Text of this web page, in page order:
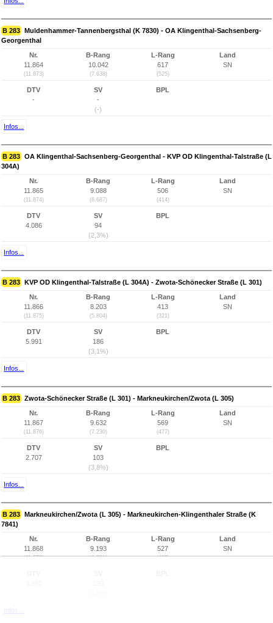
B 283 Muldenhammer-Tannenbergsthal (K 7830) - OA Klingenthal-Sachsenberg-
Georgenthal
Nr.
11.864
(11.873)
B-Rang
10.042
(7.638)
L-Rang
617
(525)
Land
SN
DTV
-
SV
-
(-)
BPL
Infos...
B 283 OA Klingenthal-Sachsenberg-Georgenthal - KVP OD Klingenthal-Talstraße (L
304A)
Nr.
11.865
(11.874)
B-Rang
9.088
(6.687)
L-Rang
506
(414)
Land
SN
DTV
4.086
SV
94
(2,3%)
BPL
Infos...
B 283 KVP OD Klingenthal-Talstraße (L 304A) - Zwota-Schönecker Straße (L 301)
Nr.
11.866
(11.875)
B-Rang
8.203
(5.804)
L-Rang
413
(321)
Land
SN
DTV
5.991
SV
186
(3,1%)
BPL
Infos...
B 283 Zwota-Schönecker Straße (L 301) - Markneukirchen/Zwota (L 305)
Nr.
11.867
(11.876)
B-Rang
9.632
(7.230)
L-Rang
569
(477)
Land
SN
DTV
2.707
SV
103
(3,8%)
BPL
Infos...
B 283 Markneukirchen/Zwota (L 305) - Markneukirchen-Klingenthaler Straße (K
7841)
Nr.
11.868
(11.877)
B-Rang
9.193
(6.791)
L-Rang
527
(435)
Land
SN
Infos...